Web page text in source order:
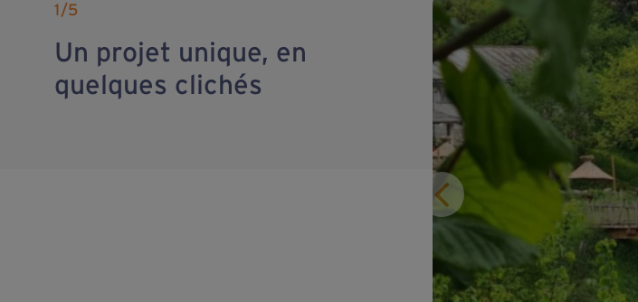
1 /5
Un projet unique, en
quelques clichés